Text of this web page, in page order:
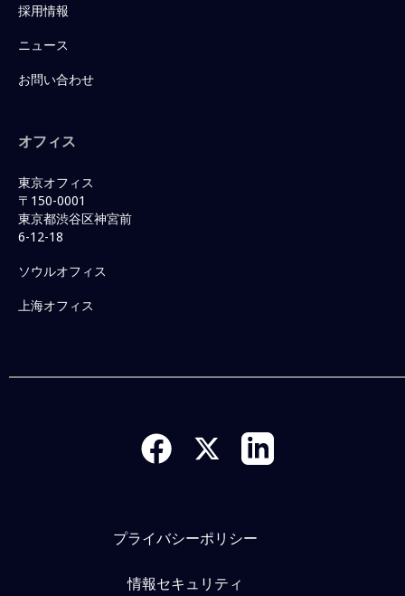
採用情報
ニュース
お問い合わせ
オフィス
東京オフィス
〒150-0001
東京都渋谷区神宮前
6-12-18
ソウルオフィス
上海オフィス
プライバシーポリシー
情報セキュリティ